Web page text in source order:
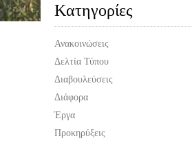
Kατηγορίες
Ανακοινώσεις
Δελτία Τύπου
Διαβουλεύσεις
Διάφορα
Έργα
Προκηρύξεις